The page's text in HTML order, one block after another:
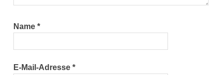
Name*
E-Mail-Adresse*